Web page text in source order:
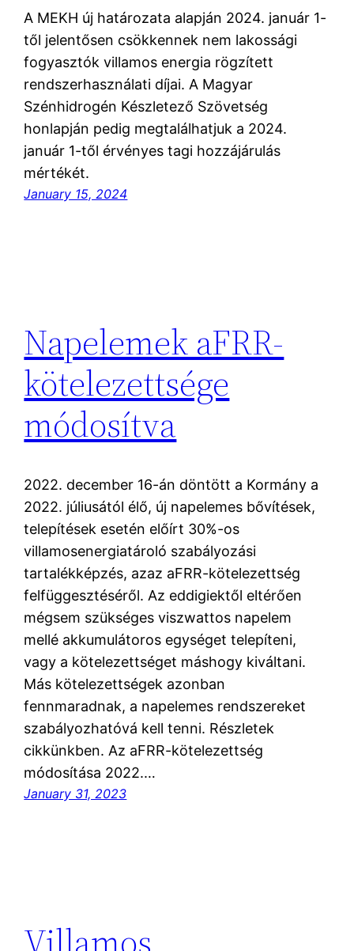
A MEKH új határozata alapján 2024. január 1-
től jelentősen csökkennek nem lakossági
fogyasztók villamos energia rögzített
rendszerhasználati díjai. A Magyar
Szénhidrogén Készletező Szövetség
honlapján pedig megtalálhatjuk a 2024.
január 1-től érvényes tagi hozzájárulás
mértékét.
January 15, 2024
Napelemek aFRR-
kötelezettsége
módosítva
2022. december 16-án döntött a Kormány a
2022. júliusától élő, új napelemes bővítések,
telepítések esetén előírt 30%-os
villamosenergiatároló szabályozási
tartalékképzés, azaz aFRR-kötelezettség
felfüggesztéséről. Az eddigiektől eltérően
mégsem szükséges viszwattos napelem
mellé akkumulátoros egységet telepíteni,
vagy a kötelezettséget máshogy kiváltani.
Más kötelezettségek azonban
fennmaradnak, a napelemes rendszereket
szabályozhatóvá kell tenni. Részletek
cikkünkben. Az aFRR-kötelezettség
módosítása 2022.…
January 31, 2023